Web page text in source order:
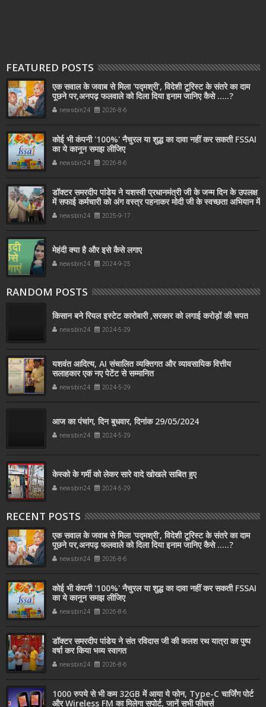
FEATURED POSTS
एक सवाल के जवाब से मिला 'पद्मश्री', विदेशी टूरिस्ट के संतरे का दाम
पूछने पर,अनपढ़ फलवाले को दिला दिया इनाम जानिए कैसे .....?
newsbin24 2026-8-6
कोई भी कंपनी '100%' नैचुरल या शुद्ध का दावा नहीं कर सकती FSSAI
का ये कानून समझ लीजिए
newsbin24 2026-8-6
डॉक्टर समरदीप पांडेय ने यशस्वी प्रधानमंत्री जी के जन्म दिन के उपलक्ष
में सफाई कर्मचारी को अंग वस्त्र पहनाकर मोदी जी के स्वच्छता अभियान में
सहयोग किया
newsbin24 2025-9-17
मेहंदी क्या है और इसे कैसे लगाए
newsbin24 2024-9-25
RANDOM POSTS
किसान बने रियल इस्टेट कारोबारी ,सरकार को लगाई करोड़ों की चपत
newsbin24 2024-5-29
यशवंत आदित्य, AI संचालित व्यक्तिगत और व्यावसायिक वित्तीय
सलाहकार एक नए पेटेंट से सम्मानित
newsbin24 2024-5-29
आज का पंचांग, दिन बुधवार, दिनांक 29/05/2024
newsbin24 2024-5-29
केस्को के गर्मी को लेकर सारे वादे खोखले साबित हुए
newsbin24 2024-5-29
RECENT POSTS
एक सवाल के जवाब से मिला 'पद्मश्री', विदेशी टूरिस्ट के संतरे का दाम
पूछने पर,अनपढ़ फलवाले को दिला दिया इनाम जानिए कैसे .....?
newsbin24 2026-8-6
कोई भी कंपनी '100%' नैचुरल या शुद्ध का दावा नहीं कर सकती FSSAI
का ये कानून समझ लीजिए
newsbin24 2026-8-6
डॉक्टर समरदीप पांडेय ने संत रविदास जी की कलश रथ यात्रा का पुष्प
वर्षा कर किया भव्य स्वागत
newsbin24 2026-8-6
1000 रुपये से भी कम 32GB में आया ये फोन, Type-C चार्जिंग पोर्ट
और Wireless FM का मिलेगा सपोर्ट, जानें सभी फीचर्स